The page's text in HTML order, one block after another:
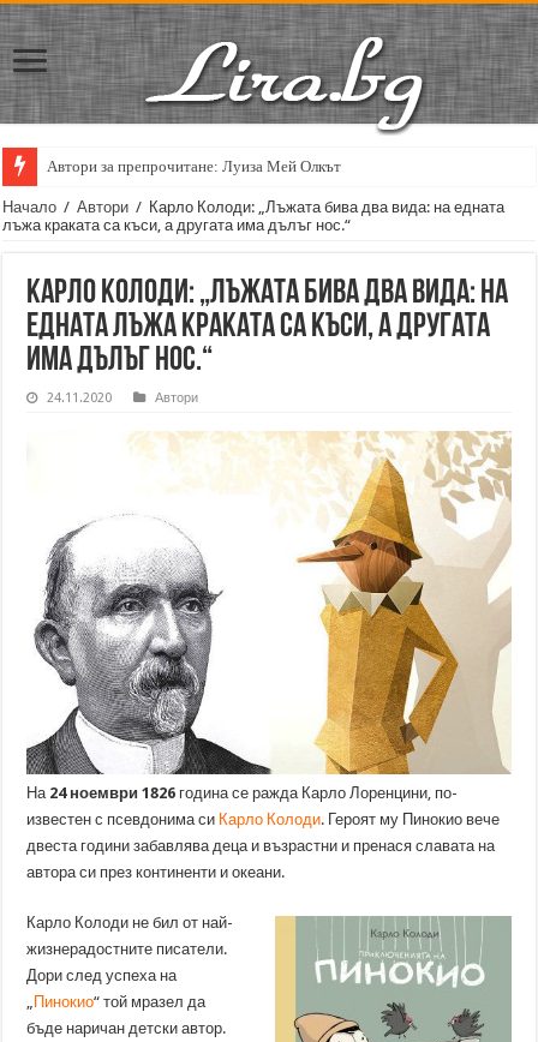
Автори за препрочитане: Луиза Мей Олкът
Кирил Кадийски: „Плачът на големия поет винаги е и сила, и
Начало / Автори / Карло Колоди: „Лъжата бива два вида: на едната
лъжа краката са къси, а другата има дълъг нос.“
Карло Колоди: „Лъжата бива два вида: на
едната лъжа краката са къси, а другата
има дълъг нос.“
24.11.2020 Автори
На 24 ноември 1826 година се ражда Карло Лоренцини, по-
известен с псевдонима си Карло Колоди. Героят му Пинокио вече
двеста години забавлява деца и възрастни и пренася славата на
автора си през континенти и океани.
Карло Колоди не бил от най-
жизнерадостните писатели.
Дори след успеха на
„ Пинокио“ той мразел да
бъде наричан детски автор.